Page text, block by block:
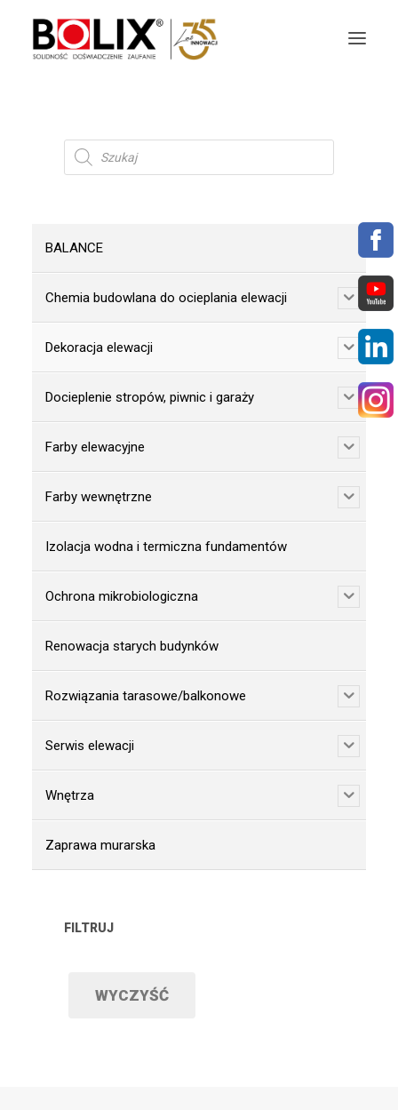
OKŁADZINY ELEWACYJNE
DO POBRANIA
KOLORYSTYKA
NASZE MARKI
WYSZUKIWANIE
STREFA PRACOWNIKA
RECEPTURY ON-LINE
Wyszukiwarka
produktów
BALANCE
Chemia budowlana do ocieplania elewacji
Dekoracja elewacji
Docieplenie stropów, piwnic i garaży
Farby elewacyjne
Farby wewnętrzne
Izolacja wodna i termiczna fundamentów
Ochrona mikrobiologiczna
Renowacja starych budynków
Rozwiązania tarasowe/balkonowe
Serwis elewacji
Wnętrza
Zaprawa murarska
FILTRUJ
WYCZYŚĆ